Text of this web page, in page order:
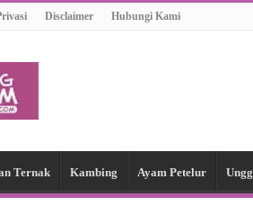
Disclaimer Hubungi Kami
Ternak Kambing Ayam Petelur